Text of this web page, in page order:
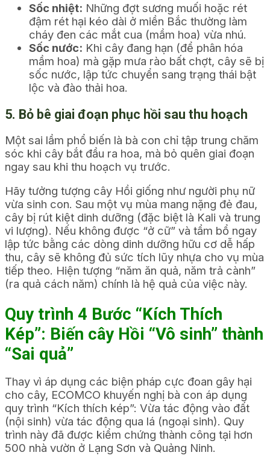
Sốc nhiệt: Những đợt sương muối hoặc rét
đậm rét hại kéo dài ở miền Bắc thường làm
cháy đen các mắt cua (mầm hoa) vừa nhú.
Sốc nước: Khi cây đang hạn (để phân hóa
mầm hoa) mà gặp mưa rào bất chợt, cây sẽ bị
sốc nước, lập tức chuyển sang trạng thái bật
lộc và đào thải hoa.
5. Bỏ bê giai đoạn phục hồi sau thu hoạch
Một sai lầm phổ biến là bà con chỉ tập trung chăm
sóc khi cây bắt đầu ra hoa, mà bỏ quên giai đoạn
ngay sau khi thu hoạch vụ trước.
Hãy tưởng tượng cây Hồi giống như người phụ nữ
vừa sinh con. Sau một vụ mùa mang nặng đẻ đau,
cây bị rút kiệt dinh dưỡng (đặc biệt là Kali và trung
vi lượng). Nếu không được “ở cữ” và tẩm bổ ngay
lập tức bằng các dòng dinh dưỡng hữu cơ dễ hấp
thu, cây sẽ không đủ sức tích lũy nhựa cho vụ mùa
tiếp theo. Hiện tượng “năm ăn quả, năm trả cành”
(ra quả cách năm) chính là hệ quả của việc này.
Quy trình 4 Bước “Kích Thích
Kép”: Biến cây Hồi “Vô sinh” thành
“Sai quả”
Thay vì áp dụng các biện pháp cực đoan gây hại
cho cây, ECOMCO khuyến nghị bà con áp dụng
quy trình “Kích thích kép”: Vừa tác động vào đất
(nội sinh) vừa tác động qua lá (ngoại sinh). Quy
trình này đã được kiểm chứng thành công tại hơn
500 nhà vườn ở Lạng Sơn và Quảng Ninh.